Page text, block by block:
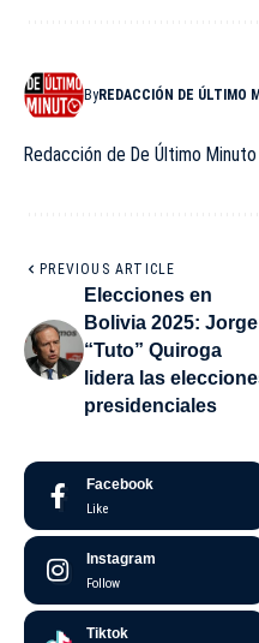
ByREDACCIÓN DE ÚLTIMO
Redacción de De Último Minuto
PREVIOUS ARTICLE
Elecciones en
Bolivia 2025: Jorge
“Tuto” Quiroga
lidera las
presidenciales
Facebook
Like
Instagram
Follow
Tiktok